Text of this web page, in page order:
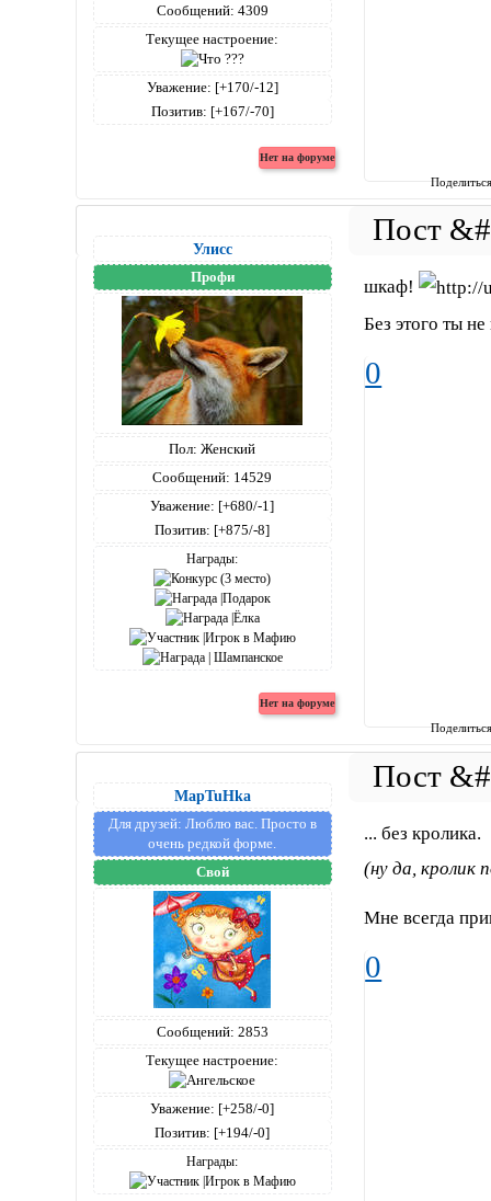
Сообщений: 4309
Текущее настроение:
Уважение: [+170/-12]
Позитив: [+167/-70]
Улисс
Профи
Пол: Женский
Сообщений: 14529
Уважение: [+680/-1]
Позитив: [+875/-8]
Награды:
шкаф!
Без этого ты
0
MapTuHka
Для друзей: Люблю вас. Просто в
очень редкой форме.
Свой
Сообщений: 2853
Текущее настроение:
Уважение: [+258/-0]
Позитив: [+194/-0]
Награды:
... без кролика.
(ну да, кролик
Мне всегда
0